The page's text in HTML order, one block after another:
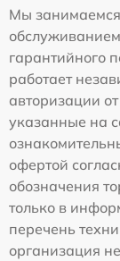
Мы
гарантийного
работает
авторизации
указанные на
офертой
обозначения
только в
перечень
организация